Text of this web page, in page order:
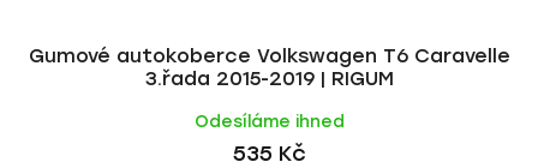
Gumové autokoberce Volkswagen T6 Caravelle
3.řada 2015-2019 | RIGUM
Odesíláme ihned
535 Kč